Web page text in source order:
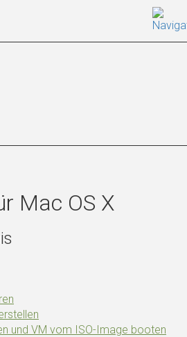
Mac OS X
und VM vom ISO-Image booten